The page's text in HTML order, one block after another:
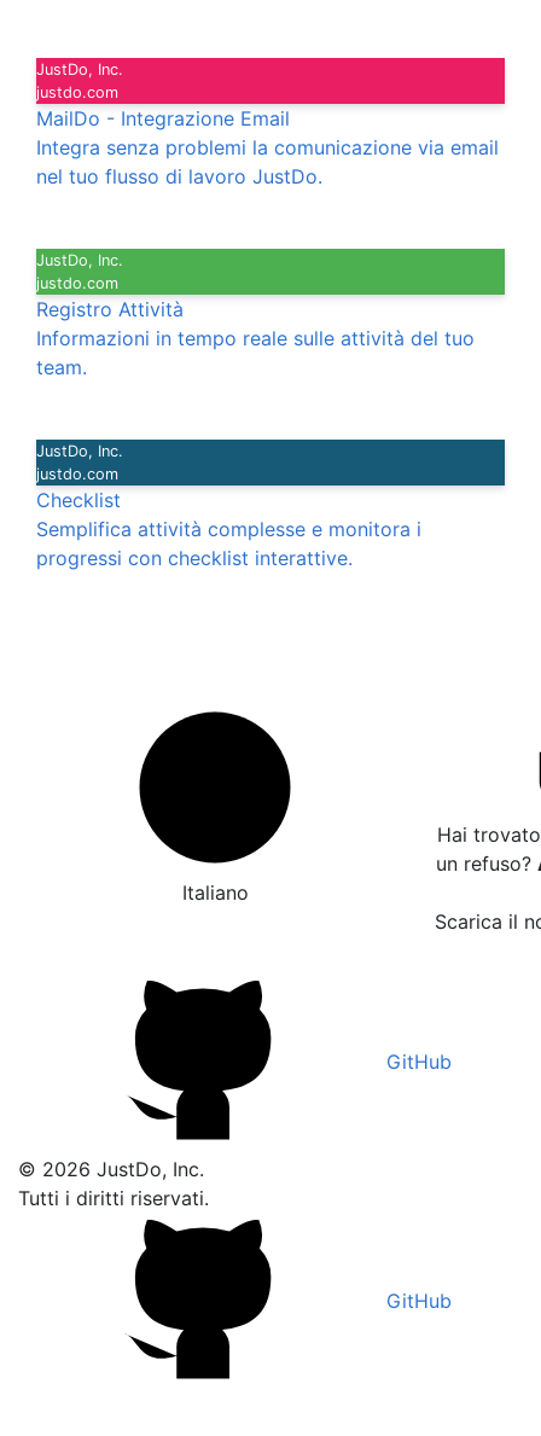
JustDo, Inc.
justdo.com
MailDo - Integrazione Email
Integra senza problemi la comunicazione via email
nel tuo flusso di lavoro JustDo.
JustDo, Inc.
justdo.com
Registro Attività
Informazioni in tempo reale sulle attività del tuo
team.
JustDo, Inc.
justdo.com
Checklist
Semplifica attività complesse e monitora i
progressi con checklist interattive.
Italiano
Hai
un refuso?
Scarica il
GitHub
© 2026 JustDo, Inc.
Tutti i diritti riservati.
GitHub